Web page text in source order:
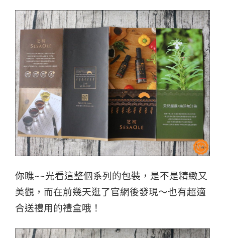
你瞧~~光看這整個系列的包裝，是不是精緻又
美觀，而在前幾天逛了官網後發現～也有超適
合送禮用的禮盒哦！